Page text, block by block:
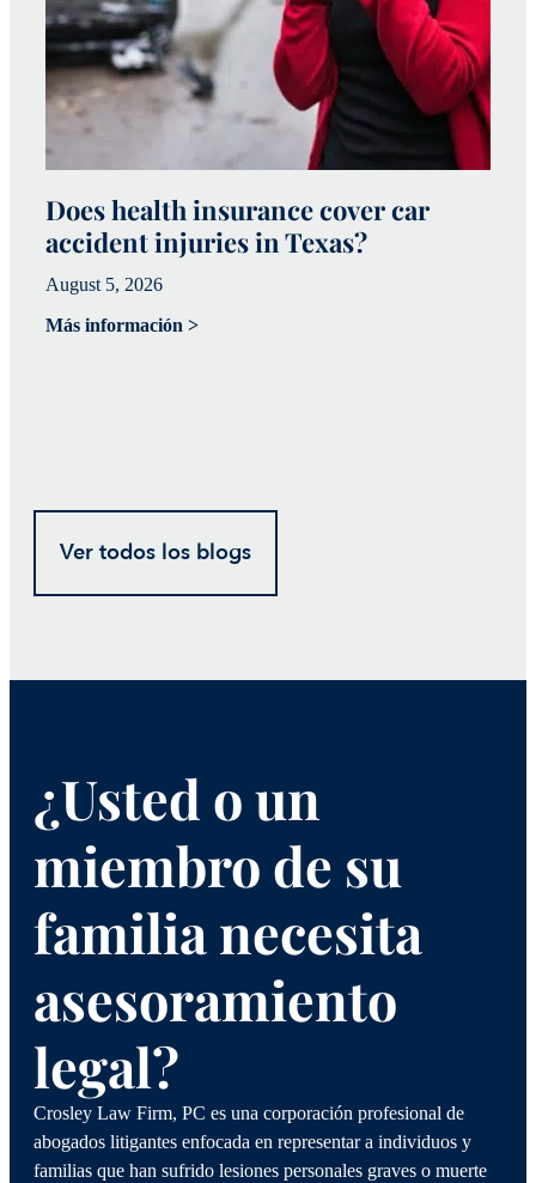
Does health insurance cover car
accident injuries in Texas?
August 5, 2026
Más información >
Ver todos los blogs
¿Usted o un
miembro de su
familia necesita
asesoramiento
legal?
Crosley Law Firm, PC es una corporación profesional de
abogados litigantes enfocada en representar a individuos y
familias que han sufrido lesiones personales graves o muerte